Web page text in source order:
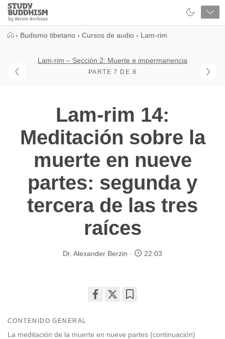
Close
Study
Buddhism
› Budismo tibetano › Cursos de audio › Lam-rim
Lam-rim – Sección 2: Muerte e impermanencia
PARTE 7 DE 8
Lam-rim 14:
Meditación sobre la
muerte en nueve
partes: segunda y
tercera de las tres
raíces
Dr. Alexander Berzin 22:03
facebook
CONTENIDO GENERAL
La meditación de la muerte en nueve partes (continuación)